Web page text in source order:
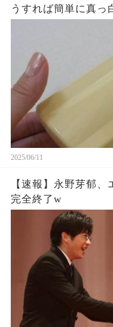
うすれば簡単に真っ
2025/06/11
【速報】永野芽郁
完全終了w